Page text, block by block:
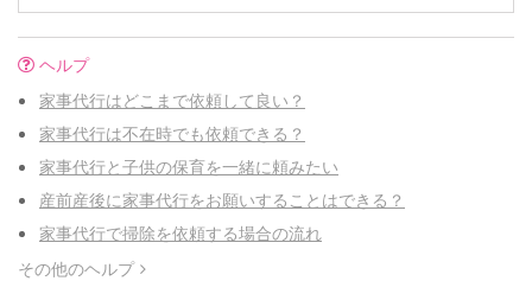
ヘルプ
家事代行はどこまで依頼して良い？
家事代行は不在時でも依頼できる？
家事代行と子供の保育を一緒に頼みたい
産前産後に家事代行をお願いすることはできる？
家事代行で掃除を依頼する場合の流れ
その他のヘルプ